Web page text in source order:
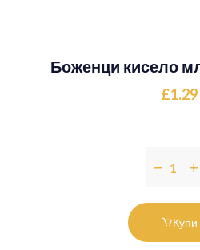
Боженци кисело
£1.29
Купи